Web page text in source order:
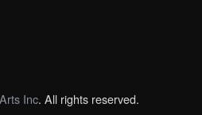
Inc. All rights reserved.